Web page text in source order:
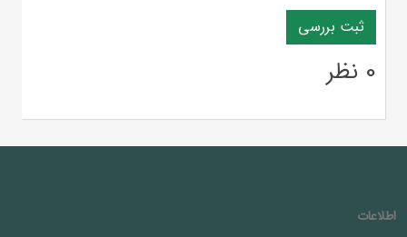
0 نظر
اطلاعات